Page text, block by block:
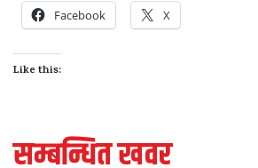
Facebook X
Like this:
सम्बन्धित खवर